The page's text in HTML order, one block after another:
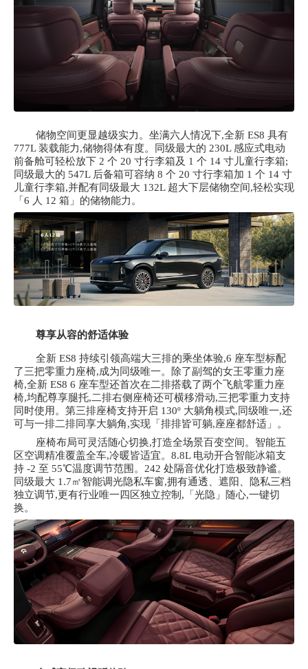
储物空间更显越级实力。坐满六人情况下,全新 ES8 具有
777L 装载能力,储物得体有度。同级最大的 230L 感应式电动
前备舱可轻松放下 2 个 20 寸行李箱及 1 个 14 寸儿童行李箱;
同级最大的 547L 后备箱可容纳 8 个 20 寸行李箱加 1 个 14 寸
儿童行李箱,并配有同级最大 132L 超大下层储物空间,轻松实现
「6 人 12 箱」的储物能力。
尊享从容的舒适体验
全新 ES8 持续引领高端大三排的乘坐体验,6 座车型标配
了三把零重力座椅,成为同级唯一。除了副驾的女王零重力座
椅,全新 ES8 6 座车型还首次在二排搭载了两个飞航零重力座
椅,均配尊享腿托,二排右侧座椅还可横移滑动,三把零重力支持
同时使用。第三排座椅支持开启 130º 大躺角模式,同级唯一,还
可与一排二排同享大躺角,实现「排排皆可躺,座座都舒适」。
座椅布局可灵活随心切换,打造全场景百变空间。智能五
区空调精准覆盖全车,冷暖皆适宜。 8.8L 电动开合智能冰箱支
持 -2 至 55℃温度调节范围。242 处隔音优化打造极致静谧。
同级最大 1.7㎡智能调光隐私车窗,拥有通透、遮阳、隐私三档
独立调节,更有行业唯一四区独立控制,「光隐」随心,一键切
换。